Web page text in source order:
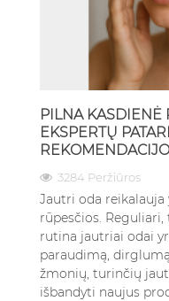
PILNA KASDIENĖ
EKSPERTŲ
3284 Peržiūros
Jautri oda
rūpesčios.
rutina jautriai odai
paraudimą,
žmonių, turinčių
išbandyti naujus